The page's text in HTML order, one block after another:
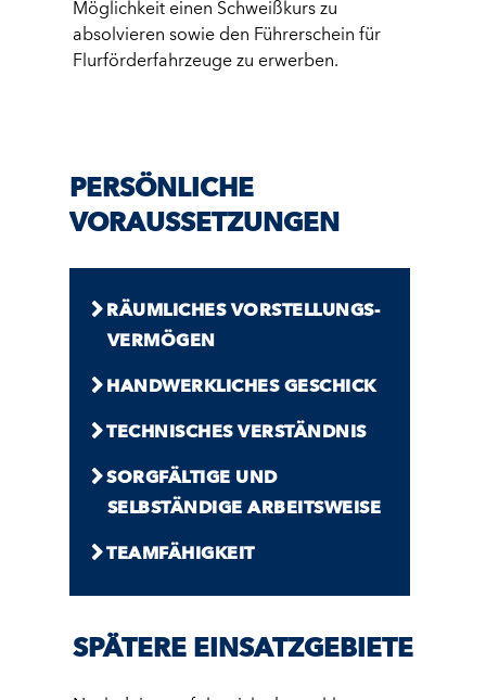
Möglichkeit einen Schweißkurs zu
absolvieren sowie den Führerschein für
Flurförderfahrzeuge zu erwerben.
PERSÖNLICHE
VORAUSSETZUNGEN
RÄUMLICHES VORSTELLUNGS­
VERMÖGEN
HAND­WERKLICHES GESCHICK
TECHNISCHES VERSTÄNDNIS
SORGFÄLTIGE UND
SELBSTÄNDIGE ARBEITS­WEISE
TEAM­FÄHIGKEIT
SPÄTERE EINSATZGEBIETE